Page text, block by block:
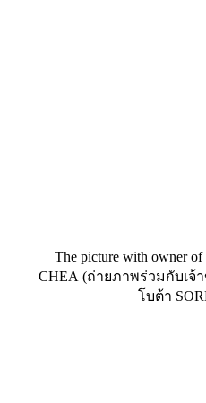
The picture with owner
CHEA (ถ่ายภาพร่วมกับเ
โบต้า